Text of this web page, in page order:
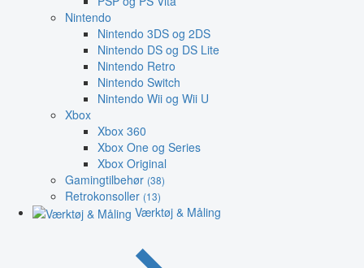
Nintendo
Nintendo 3DS og 2DS
Nintendo DS og DS Lite
Nintendo Retro
Nintendo Switch
Nintendo Wii og Wii U
Xbox
Xbox 360
Xbox One og Series
Xbox Original
Gamingtilbehør (38)
Retrokonsoller (13)
Værktøj & Måling